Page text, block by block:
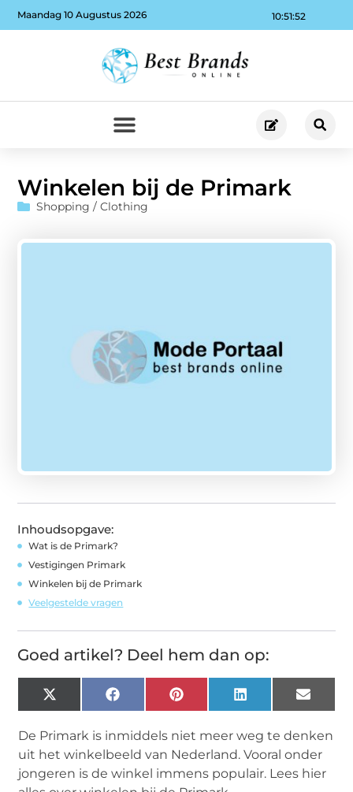
10:51:53
Maandag 10 Augustus 2026
Winkelen bij de Primark
Shopping / Clothing
Inhoudsopgave:
Wat is de Primark?
Vestigingen Primark
Winkelen bij de Primark
Veelgestelde vragen
Goed artikel? Deel hem dan op:
X
(Twitter)
FacebookPinterest LinkedIn Email
De Primark is inmiddels niet meer weg te denken
uit het winkelbeeld van Nederland. Vooral onder
jongeren is de winkel immens populair. Lees hier